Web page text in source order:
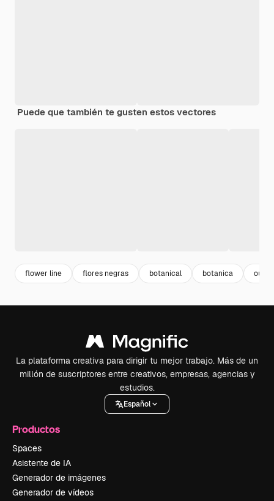
Puede que también te gusten estos vectores
flower line flores negras botanical botanica
La plataforma creativa para dirigir tu mejor trabajo. Más de un
millón de suscriptores entre creativos, empresas, agencias y
estudios.
Español
Productos
Spaces
Asistente de IA
Generador de imágenes
Generador de vídeos